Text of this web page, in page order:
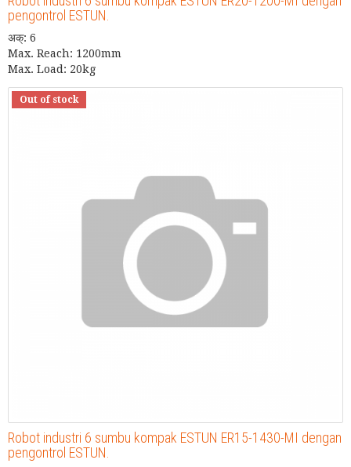
pengontrol ESTUN.
अक्: 6
Max. Reach: 1200mm
Max. Load: 20kg
Out of stock
Robot industri 6 sumbu kompak ESTUN ER15-1430-MI dengan
pengontrol ESTUN.